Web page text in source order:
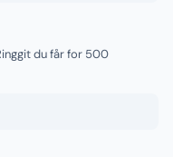
du får for 500